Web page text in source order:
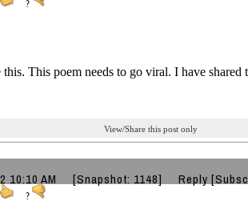
?
this. This poem needs to go viral. I have shared
View/Share this post only
10:10 AM [Snapshot: 1148] Reply
?